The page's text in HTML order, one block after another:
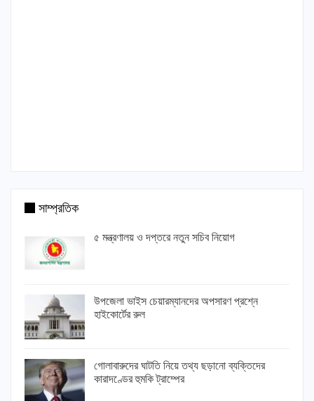
সাম্প্রতিক
৫ মন্ত্রণালয় ও দপ্তরে নতুন সচিব নিয়োগ
উপজেলা ভাইস চেয়ারম্যানদের অপসারণ প্রশ্নে
হাইকোর্টের রুল
গোলাবারুদের ঘাটতি নিয়ে তথ্য ছড়ানো ব্যক্তিদের
কারাদণ্ডের হুমকি ট্রাম্পের